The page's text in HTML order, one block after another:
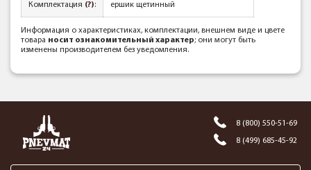
Комплектация (?): ершик щетинный
Информация о характеристиках, комплектации, внешнем виде и цвете
товара носит ознакомительный характер; они могут быть
изменены производителем без уведомления.
8 (800) 550-51-69
8 (499) 685-45-92